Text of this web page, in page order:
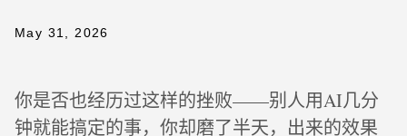
May 31, 2026
你是否也经历过这样的挫败——别人用AI几分
钟就能搞定的事，你却磨了半天，出来的效果